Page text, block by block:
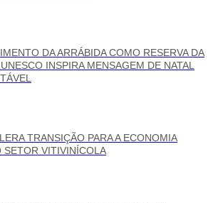
DA ARRÁBIDA COMO RESERVA DA
INSPIRA MENSAGEM DE NATAL
TRANSIÇÃO PARA A ECONOMIA
SETOR VITIVINÍCOLA